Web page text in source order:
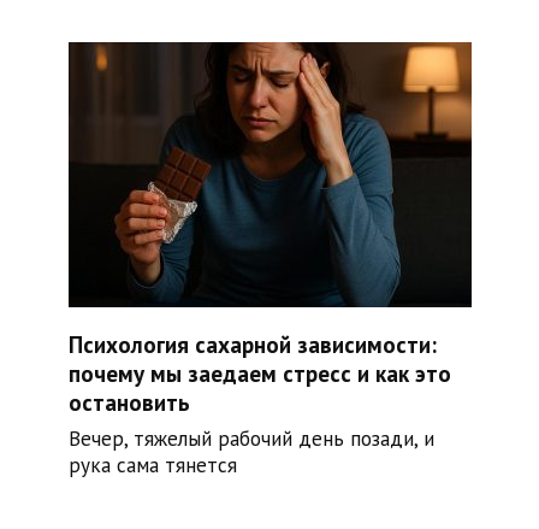
Психология сахарной зависимости:
почему мы заедаем стресс и как это
остановить
Вечер, тяжелый рабочий день позади, и
рука сама тянется